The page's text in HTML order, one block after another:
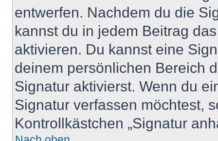
entwerfen. Nachdem du die
kannst du in jedem Beitrag
aktivieren. Du kannst eine
deinem persönlichen Bereich
Signatur aktivierst. Wenn du
Signatur verfassen möchtest,
Kontrollkästchen „Signatur